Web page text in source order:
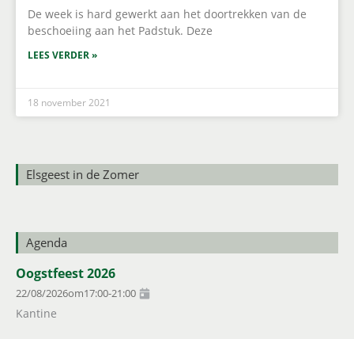
De week is hard gewerkt aan het doortrekken van de
beschoeiing aan het Padstuk. Deze
LEES VERDER »
18 november 2021
Elsgeest in de Zomer
Agenda
Oogstfeest 2026
22/08/2026om17:00-21:00
Kantine